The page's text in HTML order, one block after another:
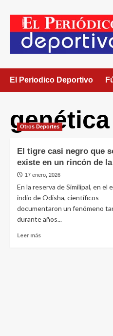
El Periodico Deportivo
Otros Deportes
El tigre casi negro que
existe en un rincón de
17 enero, 2026
En la reserva de Similipal, en el
indio de Odisha, científicos
documentaron un fenómeno
durante años...
Leer más